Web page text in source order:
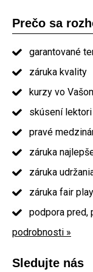
Prečo sa
garantované
záruka kvality
kurzy vo
skúsení
pravé
záruka
záruka
záruka fair play
podpora pred,
podrobnosti »
Sledujte nás